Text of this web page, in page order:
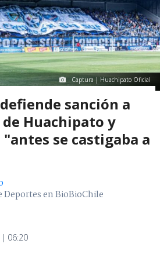
Captura | Huachipato Oficial
sanción a
Huachipato y
se castigaba a
Deportes en BioBioChile
| 06:20